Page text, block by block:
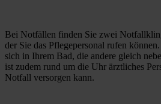
Bei Notfällen finden Sie zwei
der Sie das Pflegepersonal rufen
sich in Ihrem Bad, die andere gleich
ist zudem rund um die Uhr ärztliches
Notfall versorgen kann.